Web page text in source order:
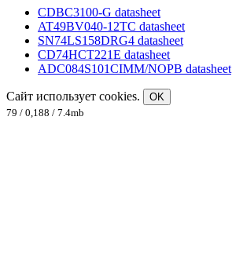
CDBC3100-G datasheet
AT49BV040-12TC datasheet
SN74LS158DRG4 datasheet
CD74HCT221E datasheet
ADC084S101CIMM/NOPB datasheet
Сайт использует cookies.
OK
79 / 0,188 / 7.4mb